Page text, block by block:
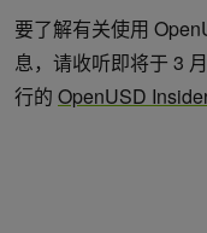
要了解有关使用
息，请收听即将于 3
行的 OpenUSD